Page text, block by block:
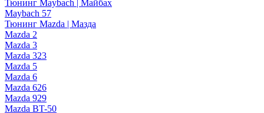
Тюнинг Maybach | Майбах
Maybach 57
Тюнинг Mazda | Мазда
Mazda 2
Mazda 3
Mazda 323
Mazda 5
Mazda 6
Mazda 626
Mazda 929
Mazda BT-50